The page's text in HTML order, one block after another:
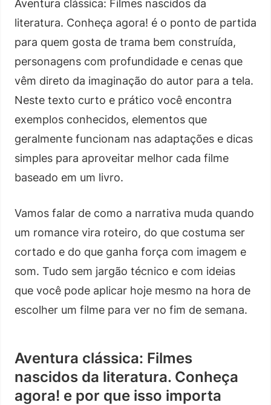
Aventura clássica: Filmes nascidos da
literatura. Conheça agora! é o ponto de partida
para quem gosta de trama bem construída,
personagens com profundidade e cenas que
vêm direto da imaginação do autor para a tela.
Neste texto curto e prático você encontra
exemplos conhecidos, elementos que
geralmente funcionam nas adaptações e dicas
simples para aproveitar melhor cada filme
baseado em um livro.
Vamos falar de como a narrativa muda quando
um romance vira roteiro, do que costuma ser
cortado e do que ganha força com imagem e
som. Tudo sem jargão técnico e com ideias
que você pode aplicar hoje mesmo na hora de
escolher um filme para ver no fim de semana.
Aventura clássica: Filmes
nascidos da literatura. Conheça
agora! e por que isso importa